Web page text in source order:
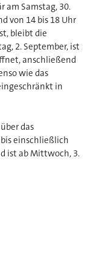
am Samstag, 30.
von 14 bis 18 Uhr
bleibt die
2. September, ist
anschließend
wie das
in
das
einschließlich
ist ab Mittwoch, 3.